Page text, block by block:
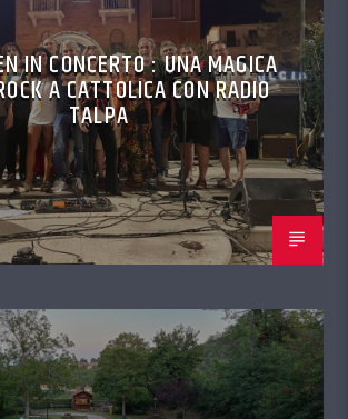
IN CONCERTO : UNA MAGICA
A CATTOLICA CON RADIO
TALPA